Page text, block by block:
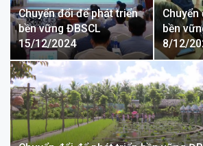
Chuyển đổi để phát triển
bền vững ĐBSCL
15/12/2024
bền
8/12/